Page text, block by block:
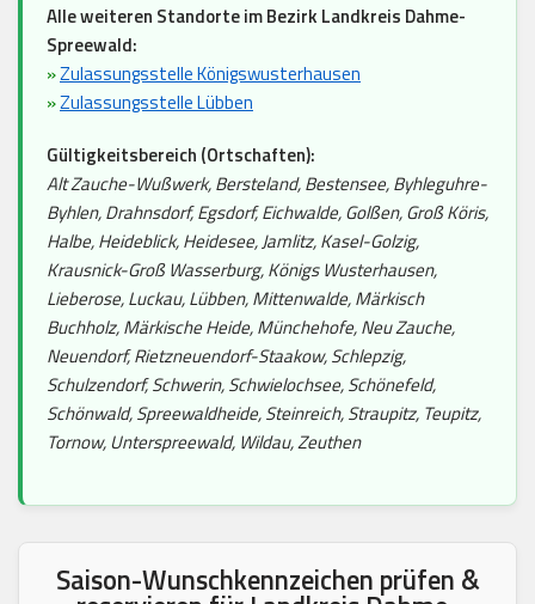
Alle weiteren Standorte im Bezirk Landkreis Dahme-
Spreewald:
»Zulassungsstelle Königswusterhausen
»Zulassungsstelle Lübben
Gültigkeitsbereich (Ortschaften):
Alt Zauche-Wußwerk, Bersteland, Bestensee, Byhleguhre-
Byhlen, Drahnsdorf, Egsdorf, Eichwalde, Golßen, Groß Köris,
Halbe, Heideblick, Heidesee, Jamlitz, Kasel-Golzig,
Krausnick-Groß Wasserburg, Königs Wusterhausen,
Lieberose, Luckau, Lübben, Mittenwalde, Märkisch
Buchholz, Märkische Heide, Münchehofe, Neu Zauche,
Neuendorf, Rietzneuendorf-Staakow, Schlepzig,
Schulzendorf, Schwerin, Schwielochsee, Schönefeld,
Schönwald, Spreewaldheide, Steinreich, Straupitz, Teupitz,
Tornow, Unterspreewald, Wildau, Zeuthen
Saison-Wunschkennzeichen prüfen &